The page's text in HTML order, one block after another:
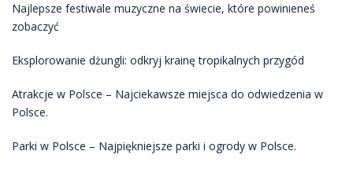
Najlepsze festiwale muzyczne na świecie, które powinieneś
zobaczyć
Eksplorowanie dżungli: odkryj krainę tropikalnych przygód
Atrakcje w Polsce – Najciekawsze miejsca do odwiedzenia w
Polsce.
Parki w Polsce – Najpiękniejsze parki i ogrody w Polsce.